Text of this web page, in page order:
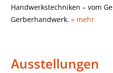
Handwerkstechniken – vom
Gerberhandwerk. » mehr
Ausstellungen